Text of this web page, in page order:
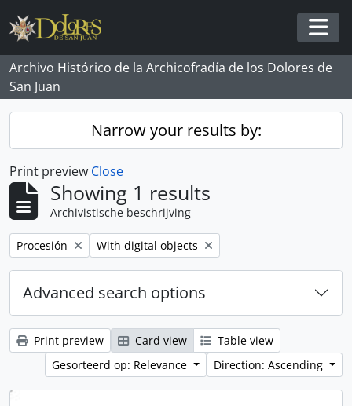
Skip to main content
Archivo Histórico de la Archicofradía de los Dolores de
San Juan
Narrow your results by:
Print preview Close
Showing 1 results
Archivistische beschrijving
Remove filter:
Procesión Remove filter:
With digital objects
Advanced search options
Print preview Card view
Table view
Gesorteerd op: Relevance
Direction: Ascending